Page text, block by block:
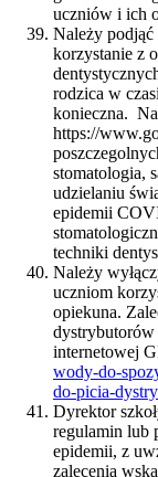
uczniów i ich
Należy podjąć
korzystanie z
rodzica w
konieczna.
https://
stomatologia,
udzielaniu
epidemii
techniki
Należy
uczniom
opiekuna.
dystrybutorów
internetowej
wody-do-
do-picia-
Dyrektor
regulamin lub
epidemii, z
zalecenia